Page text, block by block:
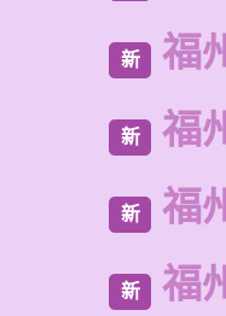
新 福
新 福
新 福
新 福